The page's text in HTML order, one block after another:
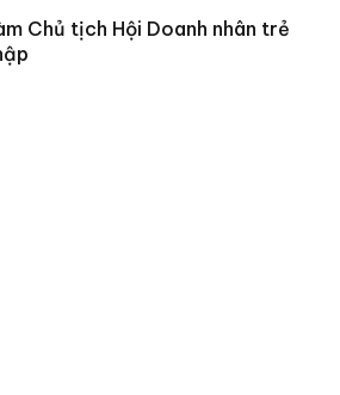
Chủ tịch Hội Doanh nhân trẻ